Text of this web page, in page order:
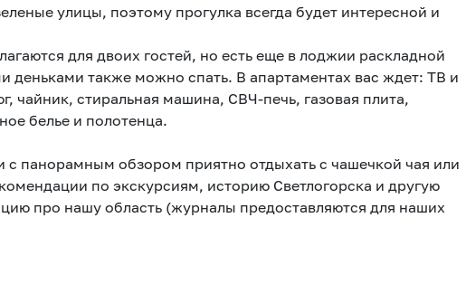
всегда будет интересной и
для двоих гостей, но есть еще в лоджии раскладной
деньками также можно спать. В апартаментах вас ждет: ТВ и
чайник, стиральная машина, СВЧ-печь, газовая плита,
белье и полотенца.
панорамным обзором приятно отдыхать с чашечкой чая или
по экскурсиям, историю Светлогорска и другую
про нашу область (журналы предоставляются для наших